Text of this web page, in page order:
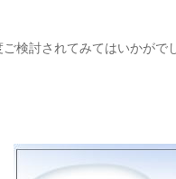
検討されてみてはいかがで